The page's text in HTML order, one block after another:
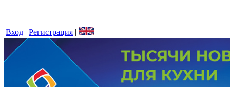
Вход | Регистрация |